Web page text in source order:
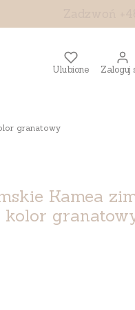
Ulubione Zaloguj
granatowy
Kamea
kolor